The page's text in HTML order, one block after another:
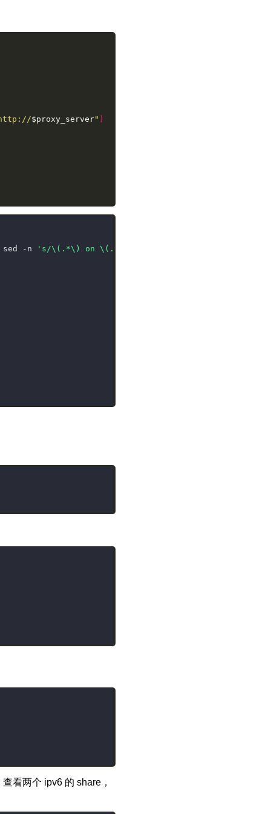
$proxy_server" )
-n 's/\(.*\) on \(.*\) type .* (\(.*\))/\1 \2 \3/p'
查看两个 ipv6 的 share，